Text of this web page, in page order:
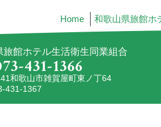
Home 和歌山県旅館ホ
旅館ホテル生活衛生同業組合
431-1366
和歌山市雑賀屋町東ノ丁64
431-1367